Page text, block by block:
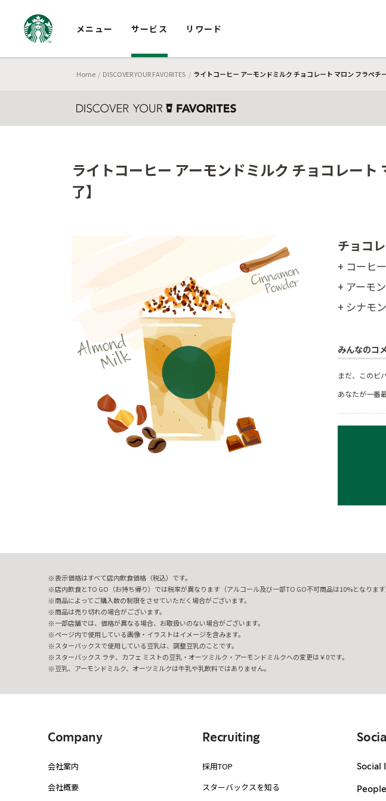
メニュー サービス リワード
Home DISCOVER YOUR FAVORITES ライトコーヒー アーモンドミルク チョコレート マロン フラペチ
ライトコーヒー アーモンドミルク チョコレー
了】
チョコ
+ コーヒ
+ アーモ
+ シナモ
みんなのコ
まだ、このビ
あなたが一番
表示価格はすべて店内飲食価格（税込）です。
店内飲食とTO GO（お持ち帰り）では税率が異なります（アルコール及び一部TO GO不可商品は10%となります
商品によってご購入数の制限をさせていただく場合がございます。
商品は売り切れの場合がございます。
一部店舗では、価格が異なる場合、お取扱いのない場合がございます。
ページ内で使用している画像・イラストはイメージを含みます。
スターバックスで使用している豆乳は、調整豆乳のことです。
スターバックス ラテ、カフェ ミストの豆乳・オーツミルク・アーモンドミルクへの変更は￥0です。
豆乳、アーモンドミルク、オーツミルクは牛乳や乳飲料ではありません。
Company
会社案内
会社概要
Recruiting
採用TOP
スターバックスを知る
Social